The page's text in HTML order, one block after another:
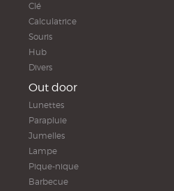
Clé
Calculatrice
Souris
Hub
Divers
Out door
Lunettes
Parapluie
Jumelles
Lampe
Pique-nique
Barbecue